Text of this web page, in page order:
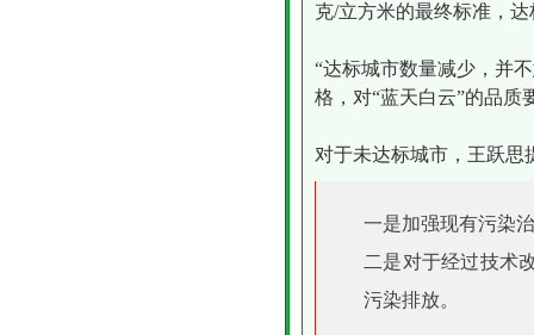
克/立方米的最终标准，
“达标城市数量减少，并
格，对“蓝天白云”的品质
对于未达标城市，王跃思
一是加强现有污染
二是对于经过技术
污染排放。